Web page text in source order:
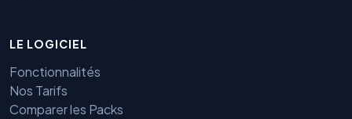
LE LOGICIEL
Fonctionnalités
Nos Tarifs
Comparer les Packs